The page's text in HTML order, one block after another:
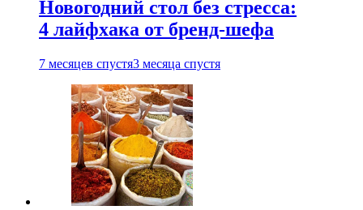
Новогодний стол без стресса:
4 лайфхака от бренд-шефа
7 месяцев спустя3 месяца спустя